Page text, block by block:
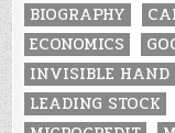
BIOGRAPHY
ECONOMICS
INVISIBLE HAND
LEADING STOCK